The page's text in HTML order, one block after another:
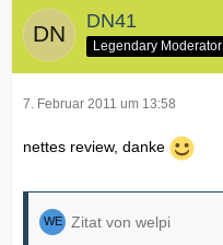
DN41
Legendary Moderator
7. Februar 2011 um 13:58
nettes review, danke
Zitat von welpi